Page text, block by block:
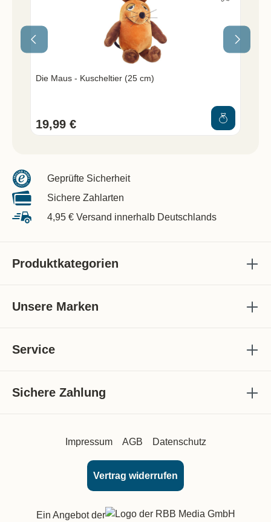
Die Maus - Kuscheltier (25 cm)
19,99 €
Geprüfte Sicherheit
Sichere Zahlarten
4,95 € Versand innerhalb Deutschlands
Produktkategorien
Unsere Marken
Service
Sichere Zahlung
Ein Angebot der
Impressum AGB Datenschutz
Vertrag widerrufen